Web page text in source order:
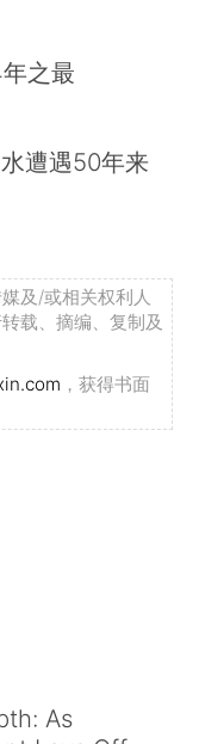
之最
遭遇50年来
及/或相关权利人
载、摘编、复制及
，获得书面
As